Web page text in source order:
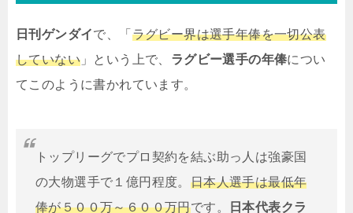
日刊ゲンダイで、「 ラグビー界は選手年俸を一切公表
していない 」という上で、 ラグビー選手の年俸につい
てこのように書かれています。
トップリーグでプロ契約を結ぶ助っ人は強豪国
の大物選手で１億円程度。 日本人選手は最低年
俸が５００万～６００万円です。 日本代表クラ